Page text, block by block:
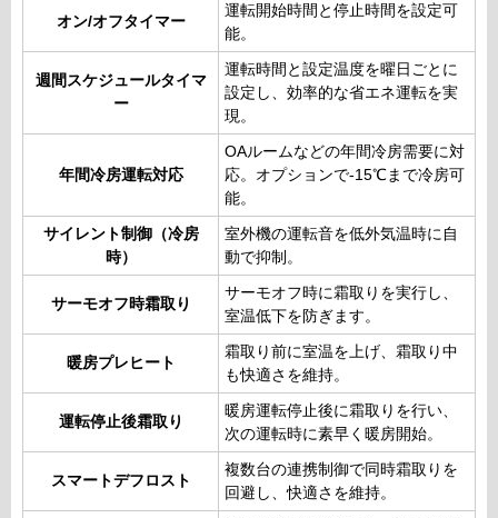
オン/オフタイマー
運転開始時間と停止時間を設定可
能。
週間スケジュールタイマ
ー
運転時間と設定温度を曜日ごとに
設定し、効率的な省エネ運転を実
現。
年間冷房運転対応
OAルームなどの年間冷房需要に対
応。オプションで-15℃まで冷房可
能。
サイレント制御（冷房
時）
室外機の運転音を低外気温時に自
動で抑制。
サーモオフ時霜取り
サーモオフ時に霜取りを実行し、
室温低下を防ぎます。
暖房プレヒート
霜取り前に室温を上げ、霜取り中
も快適さを維持。
運転停止後霜取り
暖房運転停止後に霜取りを行い、
次の運転時に素早く暖房開始。
スマートデフロスト
複数台の連携制御で同時霜取りを
回避し、快適さを維持。